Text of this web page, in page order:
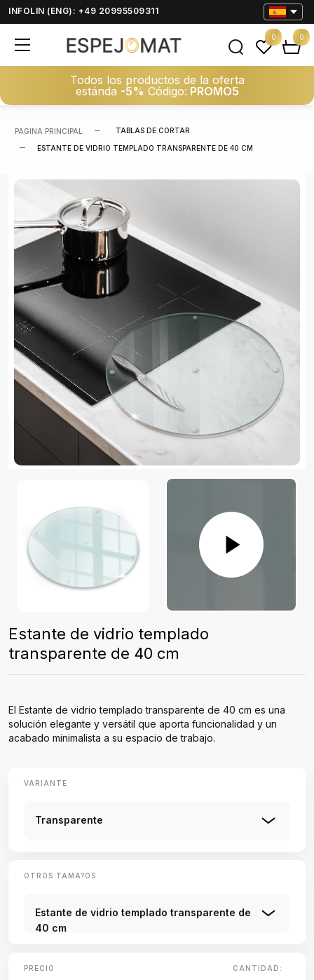
INFOLIN (ENG): +49 20995509311
Todos los productos de la oferta
estánda -5% Código: PROMO5
0 0
PAGINA PRINCIPAL TABLAS DE CORTAR
ESTANTE DE VIDRIO TEMPLADO TRANSPARENTE DE 40 CM
Estante de vidrio templado
transparente de 40 cm
El Estante de vidrio templado transparente de 40 cm es una
solución elegante y versátil que aporta funcionalidad y un
acabado minimalista a su espacio de trabajo.
VARIANTE
Transparente
OTROS TAMA?OS
Estante de vidrio templado transparente de
40 cm
PRECIO CANTIDAD: